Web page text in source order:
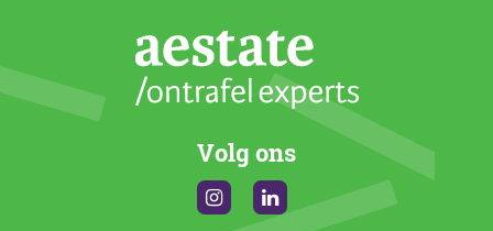
Volg ons
InstagramLinkedin